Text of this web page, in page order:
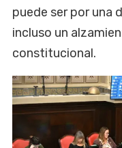
puede ser por una
incluso un
constitucional.